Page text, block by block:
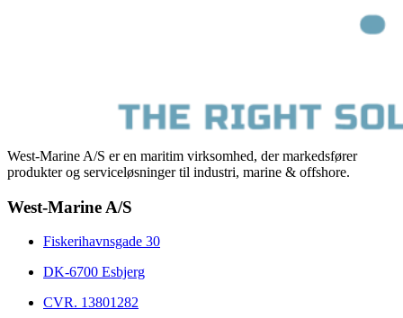
West-Marine A/S er en maritim virksomhed, der markedsfører
produkter og serviceløsninger til industri, marine & offshore.
West-Marine A/S
Fiskerihavnsgade 30
DK-6700 Esbjerg
CVR. 13801282